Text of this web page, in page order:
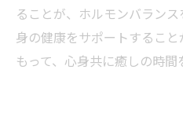
ることが、ホルモンバラン
身の健康をサポートするこ
もって、心身共に癒しの時間